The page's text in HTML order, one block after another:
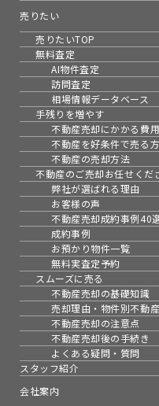
売りたい
売りたいTOP
無料査定
AI物件査定
訪問査定
相場情報データベース
手残りを増やす
不動産売却にかかる費
不動産を好条件で売る
不動産の売却方法
不動産のご売却お任せくだ
弊社が選ばれる理由
お客様の声
不動産売却成約事例40
成約事例
お預かり物件一覧
無料実査定予約
スムーズに売る
不動産売却の基礎知識
売却理由・物件別不動
不動産売却の注意点
不動産売却後の手続き
よくある疑問・質問
スタッフ紹介
会社案内